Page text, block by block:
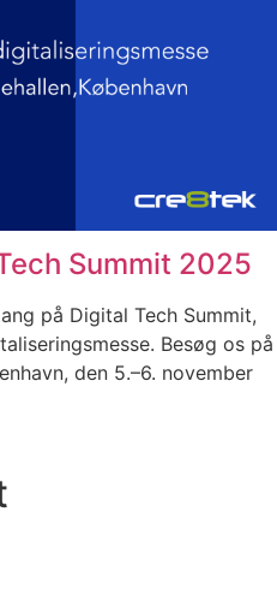
Summit 2025
på Digital Tech Summit,
Besøg os på
den 5.–6. november